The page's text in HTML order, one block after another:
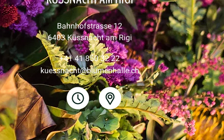
Bahnhofstrasse 12
6403 Küssnacht am Rigi
+41 41 850 32 22
kuessnacht@blumenhalle.ch